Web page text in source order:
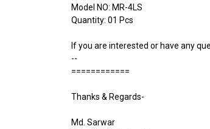
Model NO: MR-4LS
Quantity: 01 Pcs
If you are interested or have any
--
============
Thanks & Regards-
Md. Sarwar